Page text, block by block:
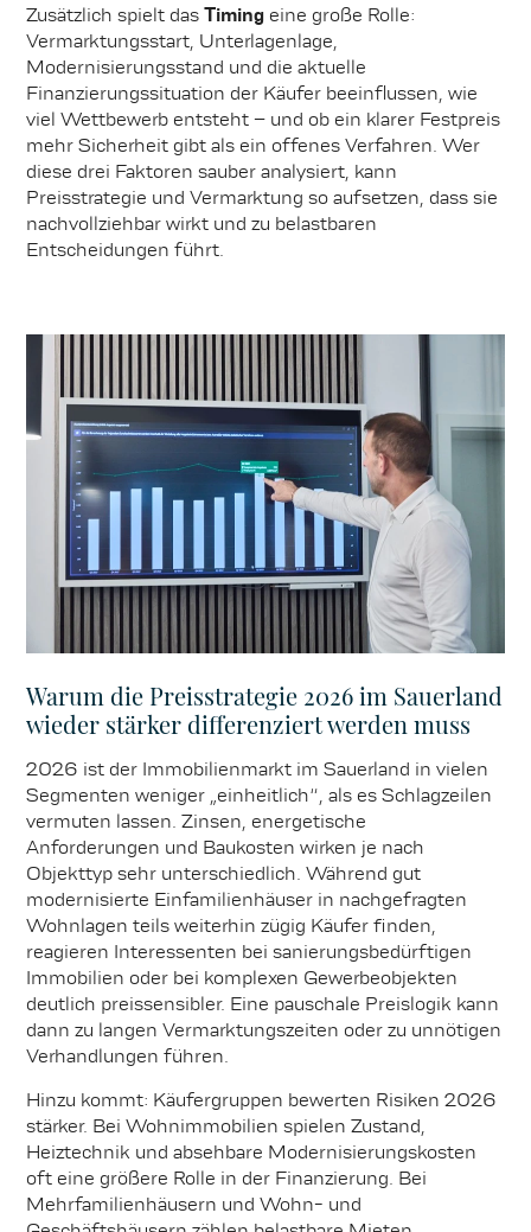
Zusätzlich spielt dasTiming eine große Rolle:
Vermarktungsstart, Unterlagenlage,
Modernisierungsstand und die aktuelle
Finanzierungssituation der Käufer beeinflussen, wie
viel Wettbewerb entsteht – und ob ein klarer Festpreis
mehr Sicherheit gibt als ein offenes Verfahren. Wer
diese drei Faktoren sauber analysiert, kann
Preisstrategie und Vermarktung so aufsetzen, dass sie
nachvollziehbar wirkt und zu belastbaren
Entscheidungen führt.
Warum die Preisstrategie 2026 im Sauerland
wieder stärker differenziert werden muss
2026 ist der Immobilienmarkt im Sauerland in vielen
Segmenten weniger „einheitlich“, als es Schlagzeilen
vermuten lassen. Zinsen, energetische
Anforderungen und Baukosten wirken je nach
Objekttyp sehr unterschiedlich. Während gut
modernisierte Einfamilienhäuser in nachgefragten
Wohnlagen teils weiterhin zügig Käufer finden,
reagieren Interessenten bei sanierungsbedürftigen
Immobilien oder bei komplexen Gewerbeobjekten
deutlich preissensibler. Eine pauschale Preislogik kann
dann zu langen Vermarktungszeiten oder zu unnötigen
Verhandlungen führen.
Hinzu kommt: Käufergruppen bewerten Risiken 2026
stärker. Bei Wohnimmobilien spielen Zustand,
Heiztechnik und absehbare Modernisierungskosten
oft eine größere Rolle in der Finanzierung. Bei
Mehrfamilienhäusern und Wohn- und